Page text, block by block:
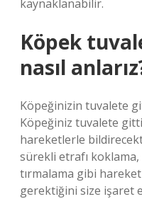
kaynaklanabilir.
Köpek
nasıl
Köpeğinizin tuvalete
Köpeğiniz tuvalete
hareketlerle
sürekli etrafı koklama,
tırmalama gibi
gerektiğini size işaret